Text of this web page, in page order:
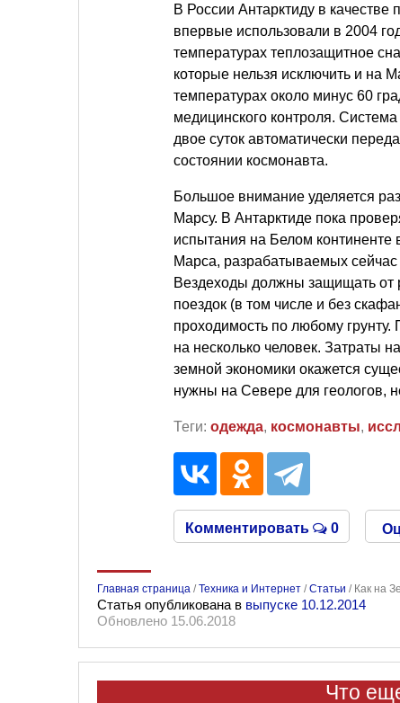
В России Антарктиду в качестве
впервые использовали в 2004
температурах теплозащитное
которые нельзя исключить и на
температурах около минус 60
медицинского контроля.
двое суток автоматически
состоянии космонавта.
Большое внимание уделяется
Марсу. В Антарктиде пока
испытания на Белом континенте
Марса, разрабатываемых
Вездеходы должны защищать от
поездок (в том числе и без
проходимость по любому
на несколько человек. Затраты
земной экономики окажется
нужны на Севере для геологов,
Теги: одежда, космонавты,
Комментировать 0
Главная страница /Техника и Интернет /Статьи / Как на
Статья опубликована в выпуске 10.12.2014
Обновлено 15.06.2018
Что